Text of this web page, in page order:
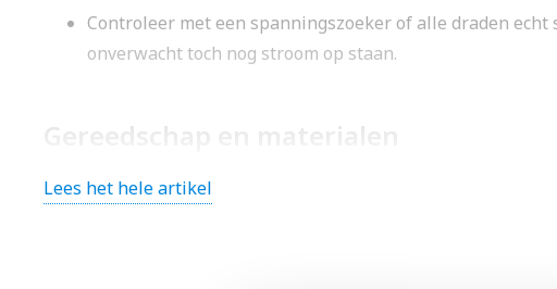
Controleer met een spanningszoeker of alle draden
onverwacht toch nog stroom op staan.
Gereedschap en materialen
Zorg dat je dit bij de hand hebt voor je losgaat:
Lees het hele artikel